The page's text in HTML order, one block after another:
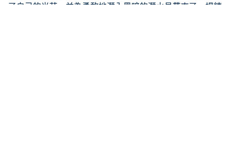
了自己的光芒，並為勇敢地潛入黑暗的潛水員帶來了一場精